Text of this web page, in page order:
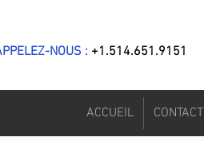
NOUS : +1.514.651.9151
ACCUEIL CONTACT